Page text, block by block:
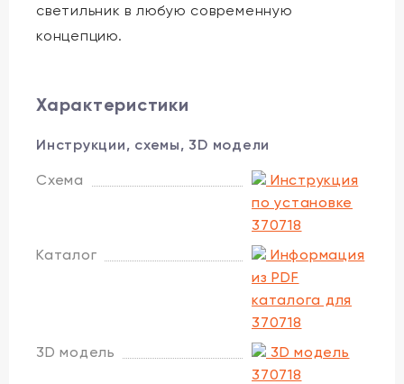
светильник в любую современную
концепцию.
Характеристики
Инструкции, схемы, 3D модели
Схема
Инструкция
по установке
370718
Каталог
Информация
из PDF
каталога для
370718
3D модель
3D модель
370718